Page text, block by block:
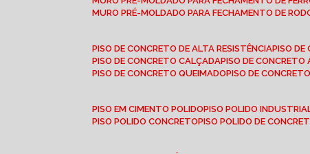
MURO PRÉ-MOLDADO PARA FECHAMENTO DE
PISO DE CONCRETO DE ALTA RESISTÊNCIA PISO
PISO DE CONCRETO CALÇADA PISO DE CONCRETO
PISO DE CONCRETO QUEIMADO PISO DE
PISO EM CIMENTO POLIDO PISO POLIDO
PISO POLIDO CONCRETO PISO POLIDO DE